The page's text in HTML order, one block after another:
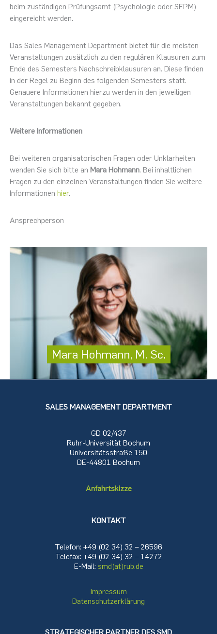
beim zuständigen Prüfungsamt (Psychologie oder SEPM)
eingereicht werden.
Das Sales Management Department bietet für die meisten
Veranstaltungen zusätzlich zu den regulären Klausuren zum
Ende des Semesters Nachschreibklausuren an. Diese finden
in der Regel zu Beginn des folgenden Semesters statt.
Genauere Informationen hierzu werden in den jeweiligen
Veranstaltungen bekannt gegeben.
Weitere Informationen
Bei weiteren organisatorischen Fragen oder Unklarheiten
wenden Sie sich bitte an Mara Hohmann. Bei inhaltlichen
Fragen zu den einzelnen Veranstaltungen finden Sie weitere
Informationen hier.
Ansprechperson
Mara Hohmann, M. Sc.
SALES MANAGEMENT DEPARTMENT
GD 02/437
Ruhr-Universität Bochum
Universitätsstraße 150
DE-44801 Bochum
Anfahrtskizze
KONTAKT
Telefon: +49 (02 34) 32 – 26596
Telefax: +49 (02 34) 32 – 14272
E-Mail: smd(at)rub.de
Impressum
Datenschutzerklärung